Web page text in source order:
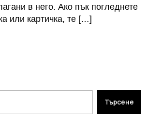
в него. Ако пък погледнете
или картичка, те […]
Търсене